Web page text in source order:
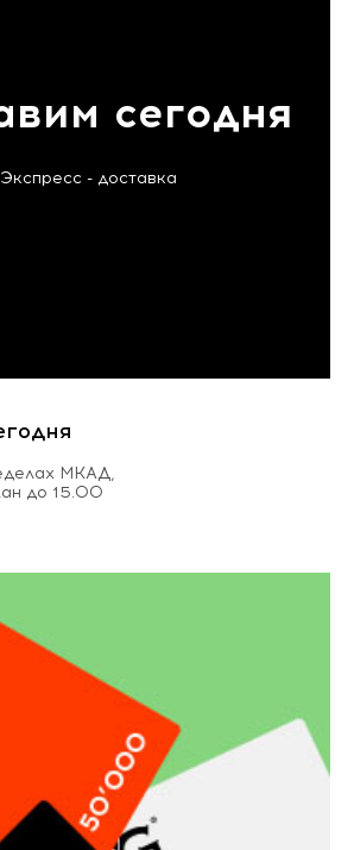
сегодня
Экспресс - доставка
МКАД,
до 15.00